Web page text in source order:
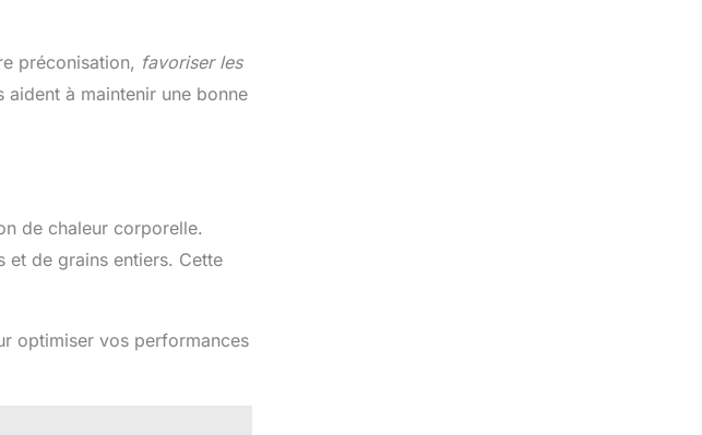
préconisation, favoriser les
à maintenir une bonne
de chaleur corporelle.
et de grains entiers. Cette
optimiser vos performances